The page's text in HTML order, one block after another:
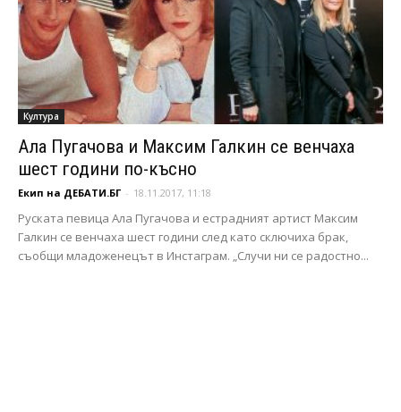
Култура
Ала Пугачова и Максим Галкин се венчаха
шест години по-късно
Екип на ДЕБАТИ.БГ - 18.11.2017, 11:18
Руската певица Ала Пугачова и естрадният артист Максим
Галкин се венчаха шест години след като сключиха брак,
съобщи младоженецът в Инстаграм. „Случи ни се радостно...